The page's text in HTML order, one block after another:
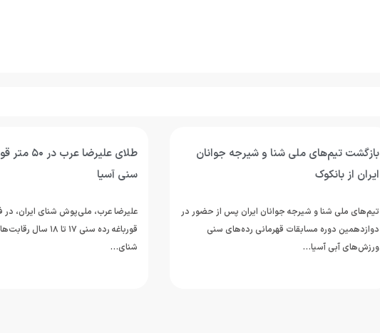
بازگشت تیم‌های ملی شنا و شیرجه جوانان
ایران از بانکوک
تیم‌های ملی شنا و شیرجه جوانان ایران پس از حضور در
دوازدهمین دوره مسابقات قهرمانی رده‌های سنی
ورزش‌های آبی آسیا…
طلای علیرضا
سنی آسیا
قورباغه رده سنی ۱۷ تا
شنای…